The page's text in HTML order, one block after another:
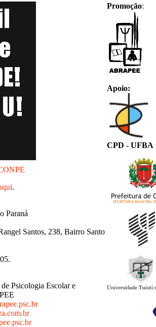
Promoção:
Apoio:
CPD - UFBA
.
Paraná
Santos, 238, Bairro Santo
Psicologia Escolar e